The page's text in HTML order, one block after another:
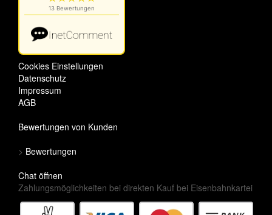
Cookies Einstellungen
Datenschutz
Impressum
AGB
Bewertungen von Kunden
> Bewertungen
Chat öffnen
Zahlungsmöglichkeiten bei direkten Kauf bei Eisenbahnkartei